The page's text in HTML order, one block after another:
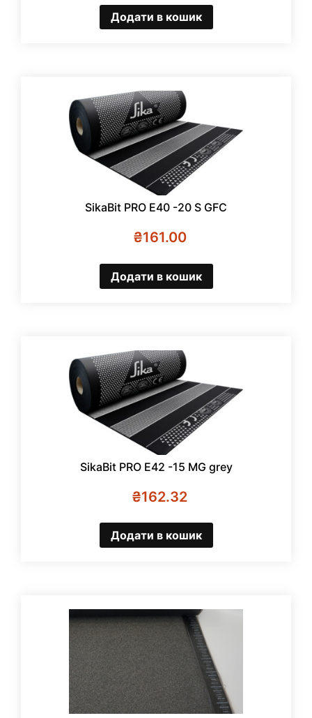
Додати в кошик
SikaBit PRO E40 -20 S GFC
₴161.00
Додати в кошик
SikaBit PRO E42 -15 MG grey
₴162.32
Додати в кошик